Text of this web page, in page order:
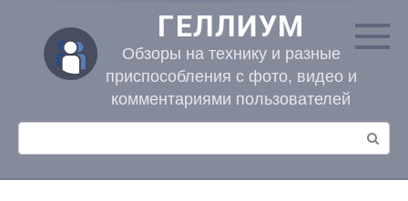
контенту
ГЕЛЛИУМ
Обзоры на технику и разные
приспособления с фото, видео и
комментариями пользователей
Поиск: